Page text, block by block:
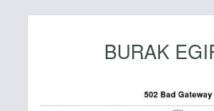
BURAK